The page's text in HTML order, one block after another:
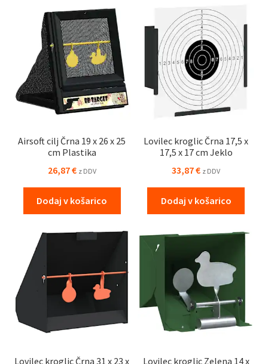
Airsoft cilj Črna 19 x 26 x 25
cm Plastika
26,87€ z DDV
Dodaj v košarico
Lovilec kroglic Črna 17,5 x
17,5 x 17 cm Jeklo
33,87€ z DDV
Dodaj v košarico
Lovilec kroglic Črna 31 x 23 x
Lovilec kroglic Zelena 14 x